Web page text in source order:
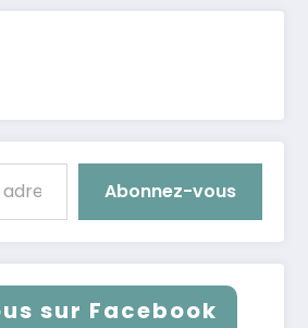
Abonnez-vous
sur Facebook